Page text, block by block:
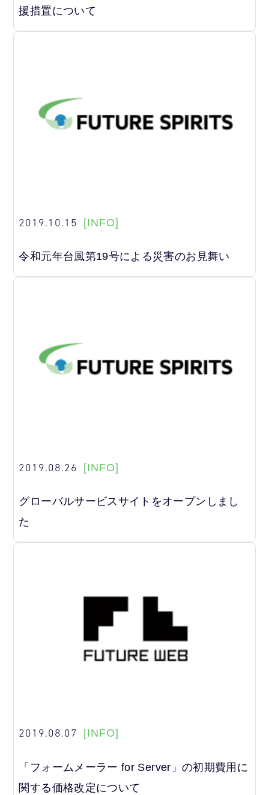
援措置について
2019.10.15 [INFO]
令和元年台風第19号による災害のお見舞い
2019.08.26 [INFO]
グローバルサービスサイトをオープンしまし
た
2019.08.07 [INFO]
「フォームメーラー for Server」の初期費用に
関する価格改定について